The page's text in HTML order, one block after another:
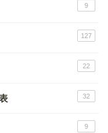
9
127
22
32
9